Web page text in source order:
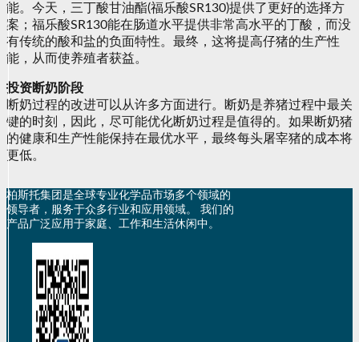
能。今天，三丁酸甘油酯(福乐酸SR130)提供了更好的选择方
案；福乐酸SR130能在肠道水平提供非常高水平的丁酸，而没
有传统的酸和盐的负面特性。最终，这将提高仔猪的生产性
能，从而使养殖者获益。
投资断奶阶段
断奶过程的改进可以从许多方面进行。断奶是养猪过程中最关
键的时刻，因此，尽可能优化断奶过程是值得的。如果断奶猪
的健康和生产性能保持在最优水平，最终每头屠宰猪的成本将
更低。
柏斯托集团是全球专业化学品市场多个领域的
领导者，服务于众多行业和应用领域。 我们的
产品广泛应用于家庭、工作和生活休闲中。